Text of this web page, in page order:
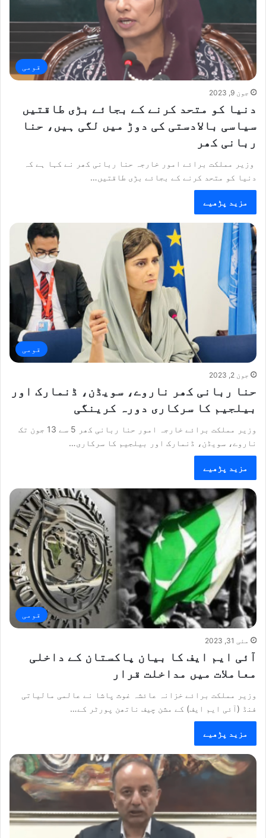
قومی
جون 9, 2023
دنیا کو متحد کرنے کے بجائے بڑی طاقتیں
سیاسی بالادستی کی دوڑ میں لگی ہیں، حنا
ربانی کھر
وزیر مملکت برائے امور خارجہ حنا ربانی کھر نے کہا ہے کہ
دنیا کو متحد کرنے کے بجائے بڑی طاقتیں…
مزید پڑھیے
قومی
جون 2, 2023
حنا ربانی کھر ناروے، سویڈن، ڈنمارک اور
بیلجیم کا سرکاری دورہ کرینگی
وزیر مملکت برائے خارجہ امور حنا ربانی کھر 5 سے 13 جون تک
ناروے، سویڈن، ڈنمارک اور بیلجیم کا سرکاری…
مزید پڑھیے
قومی
مئی 31, 2023
آئی ایم ایف کا بیان پاکستان کے داخلی
معاملات میں مداخلت قرار
وزیر مملکت برائے خزانہ عائشہ غوث پاشا نے عالمی مالیاتی
فنڈ (آئی ایم ایف) کے مشن چیف ناتھن پورٹر کے…
مزید پڑھیے